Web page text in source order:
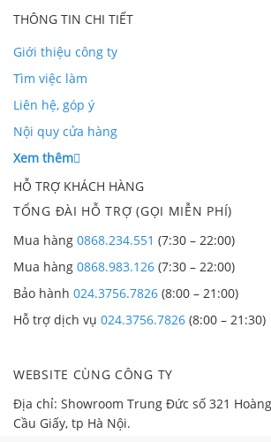
THÔNG TIN CHI TIẾT
Giới thiệu công ty
Tìm việc làm
Liên hệ, góp ý
Nội quy cửa hàng
Xem thêm
HỖ TRỢ KHÁCH HÀNG
TỔNG ĐÀI HỖ TRỢ (GỌI MIỄN PHÍ)
Mua hàng 0868.234.551 (7:30 – 22:00)
Mua hàng 0868.983.126 (7:30 – 22:00)
Bảo hành 024.3756.7826 (8:00 – 21:00)
Hỗ trợ dịch vụ 024.3756.7826 (8:00 – 21:30)
WEBSITE CÙNG CÔNG TY
Địa chỉ: Showroom Trung Đức số 321
Cầu Giấy, tp Hà Nội.